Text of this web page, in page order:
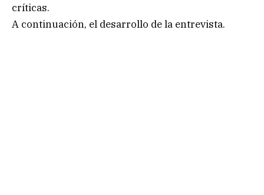
críticas.
A continuación, el desarrollo de la entrevista.